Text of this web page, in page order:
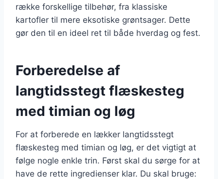
række forskellige tilbehør, fra klassiske
kartofler til mere eksotiske grøntsager. Dette
gør den til en ideel ret til både hverdag og fest.
Forberedelse af
langtidsstegt flæskesteg
med timian og løg
For at forberede en lækker langtidsstegt
flæskesteg med timian og løg, er det vigtigt at
følge nogle enkle trin. Først skal du sørge for at
have de rette ingredienser klar. Du skal bruge: